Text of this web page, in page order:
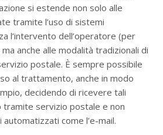
si estende non solo alle
tramite l’uso di sistemi
l’intervento dell’operatore (per
anche alle modalità tradizionali di
postale. È sempre possibile
al trattamento, anche in modo
decidendo di ricevere tali
tramite servizio postale e non
come l’e-mail.